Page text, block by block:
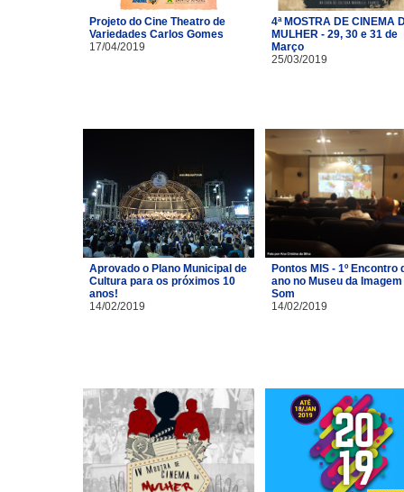
Projeto do Cine Theatro de
Variedades Carlos Gomes
17/04/2019
4ª MOSTRA DE CINEMA
MULHER - 29, 30 e 31 de
Março
25/03/2019
Aprovado o Plano Municipal de
Cultura para os próximos 10
anos!
14/02/2019
Pontos MIS - 1º Encontro
ano no Museu da Imagem
Som
14/02/2019